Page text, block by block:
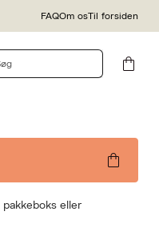
FAQOm osTil forsiden
eller